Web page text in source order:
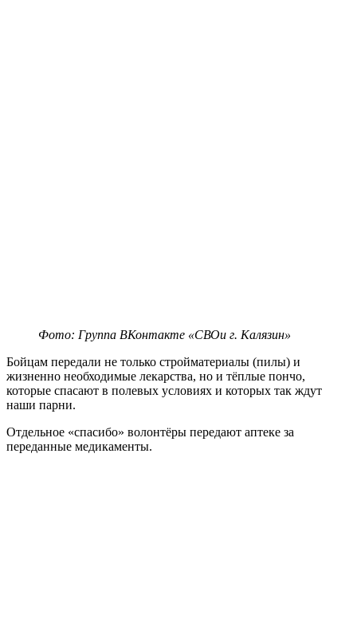
Фото: Группа ВКонтакте «СВОи г. Калязин»
Бойцам передали не только стройматериалы (пилы) и
жизненно необходимые лекарства, но и тёплые пончо,
которые спасают в полевых условиях и которых так ждут
наши парни.
Отдельное «спасибо» волонтёры передают аптеке за
переданные медикаменты.